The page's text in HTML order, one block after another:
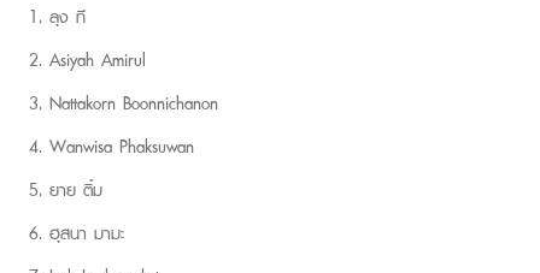
ลุง ที
Asiyah Amirul
Nattakorn Boonnichanon
Wanwisa Phaksuwan
ยาย ติ๋ม
ฮุสนา มามะ